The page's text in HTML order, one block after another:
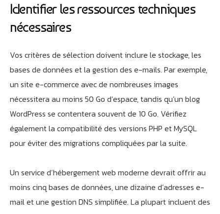
Identifier les ressources techniques
nécessaires
Vos critères de sélection doivent inclure le stockage, les
bases de données et la gestion des e-mails. Par exemple,
un site e-commerce avec de nombreuses images
nécessitera au moins 50 Go d’espace, tandis qu’un blog
WordPress se contentera souvent de 10 Go. Vérifiez
également la compatibilité des versions PHP et MySQL
pour éviter des migrations compliquées par la suite.
Un service d’hébergement web moderne devrait offrir au
moins cinq bases de données, une dizaine d’adresses e-
mail et une gestion DNS simplifiée. La plupart incluent des